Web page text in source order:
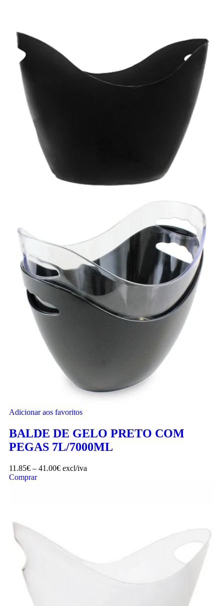
Adicionar aos favoritos
BALDE DE GELO PRETO COM
PEGAS 7L/7000ML
11.85€ – 41.00€ excl/iva
Comprar